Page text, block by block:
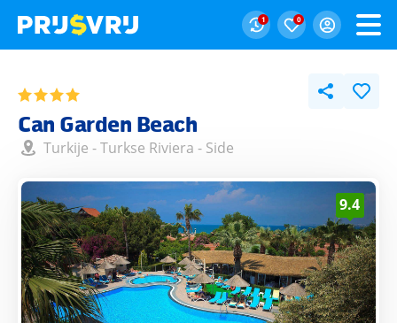
0
1
Can Garden Beach
Turkije -Turkse Riviera - Side
9.4